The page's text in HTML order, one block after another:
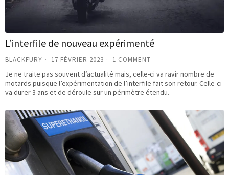
L’interfile de nouveau expérimenté
BLACKFURY 17 FÉVRIER 2023 1 COMMENT
Je ne traite pas souvent d’actualité mais, celle-ci va ravir nombre de
motards puisque l’expérimentation de l’interfile fait son retour. Celle-ci
va durer 3 ans et de déroule sur un périmètre étendu.